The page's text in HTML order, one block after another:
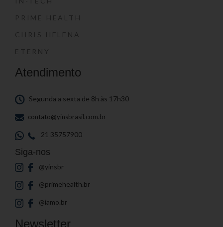
PRIME HEALTH
CHRIS HELENA
ETERNY
Atendimento
Segunda a sexta de 8h às 17h30
contato@yinsbrasil.com.br
21 35757900
Siga-nos
@yinsbr
@primehealth.br
@iamo.br
Newsletter